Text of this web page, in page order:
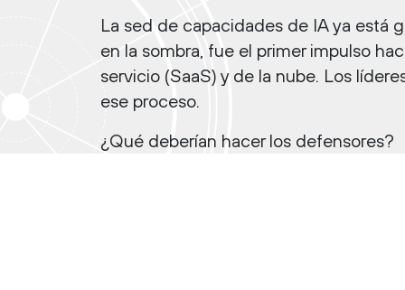
La sed de capacidades de IA ya está
en la sombra, fue el primer impulso
servicio (SaaS) y de la nube. Los
ese proceso.
¿Qué deberían hacer los defensores?